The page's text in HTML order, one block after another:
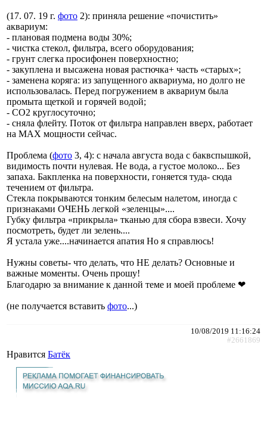
(17. 07. 19 г. фото 2): приняла решение «почистить»
аквариум:
- плановая подмена воды 30%;
- чистка стекол, фильтра, всего оборудования;
- грунт слегка просифонен поверхностно;
- закуплена и высажена новая растючка+ часть «старых»;
- заменена коряга: из запущенного аквариума, но долго не
использовалась. Перед погружением в аквариум была
промыта щеткой и горячей водой;
- СО2 круглосуточно;
- сняла флейту. Поток от фильтра направлен вверх, работает
на MAX мощности сейчас.
Проблема (фото 3, 4): с начала августа вода с баквспышкой,
видимость почти нулевая. Не вода, а густое молоко... Без
запаха. Бакпленка на поверхности, гоняется туда- сюда
течением от фильтра.
Стекла покрываются тонким белесым налетом, иногда с
признаками ОЧЕНЬ легкой «зеленцы»....
Губку фильтра «прикрыла» тканью для сбора взвеси. Хочу
посмотреть, будет ли зелень....
Я устала уже....начинается апатия Но я справлюсь!
Нужны советы- что делать, что НЕ делать? Основные и
важные моменты. Очень прошу!
Благодарю за внимание к данной теме и моей проблеме ❤
(не получается вставить фото...)
10/08/2019 11:16:24
#2661869
Нравится Батёк